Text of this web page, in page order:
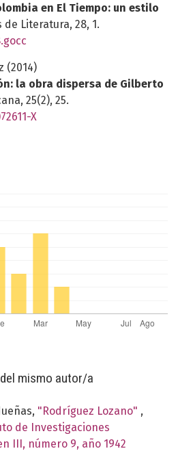
en El Tiempo: un estilo
de Literatura, 28, 1.
(2014)
la obra dispersa de Gilberto
25(2), 25.
X
mismo autor/a
"Rodríguez Lozano" ,
de Investigaciones
III, número 9, año 1942